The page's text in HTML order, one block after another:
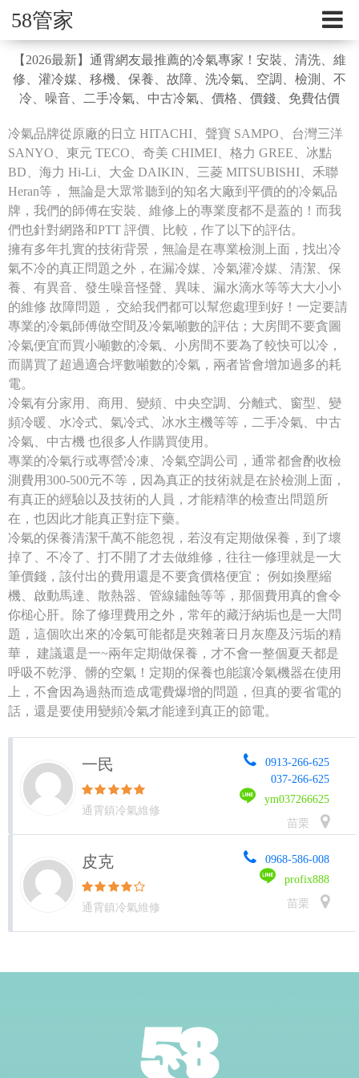
58管家
【2026最新】通霄網友最推薦的冷氣專家！安裝、清洗、維
修、灌冷媒、移機、保養、故障、洗冷氣、空調、檢測、不
冷、噪音、二手冷氣、中古冷氣、價格、價錢、免費估價
冷氣品牌從原廠的日立 HITACHI、聲寶 SAMPO、台灣三洋
SANYO、東元 TECO、奇美 CHIMEI、格力 GREE、冰點
BD、海力 Hi-Li、大金 DAIKIN、三菱 MITSUBISHI、禾聯
Heran等， 無論是大眾常聽到的知名大廠到平價的的冷氣品
牌，我們的師傅在安裝、維修上的專業度都不是蓋的！而我
們也針對網路和PTT 評價、比較，作了以下的評估。
擁有多年扎實的技術背景，無論是在專業檢測上面，找出冷
氣不冷的真正問題之外，在漏冷媒、冷氣灌冷媒、清潔、保
養、有異音、發生噪音怪聲、異味、漏水滴水等等大大小小
的維修 故障問題， 交給我們都可以幫您處理到好！一定要請
專業的冷氣師傅做空間及冷氣噸數的評估；大房間不要貪圖
冷氣便宜而買小噸數的冷氣、小房間不要為了較快可以冷，
而購買了超過適合坪數噸數的冷氣，兩者皆會增加過多的耗
電。
冷氣有分家用、商用、變頻、中央空調、分離式、窗型、變
頻冷暖、水冷式、氣冷式、冰水主機等等，二手冷氣、中古
冷氣、中古機 也很多人作購買使用。
專業的冷氣行或專營冷凍、冷氣空調公司，通常都會酌收檢
測費用300-500元不等，因為真正的技術就是在於檢測上面，
有真正的經驗以及技術的人員，才能精準的檢查出問題所
在，也因此才能真正對症下藥。
冷氣的保養清潔千萬不能忽視，若沒有定期做保養，到了壞
掉了、不冷了、打不開了才去做維修，往往一修理就是一大
筆價錢，該付出的費用還是不要貪價格便宜； 例如換壓縮
機、啟動馬達、散熱器、管線鏽蝕等等，那個費用真的會令
你槌心肝。除了修理費用之外，常年的藏汙納垢也是一大問
題，這個吹出來的冷氣可能都是夾雜著日月灰塵及污垢的精
華， 建議還是一~兩年定期做保養，才不會一整個夏天都是
呼吸不乾淨、髒的空氣！定期的保養也能讓冷氣機器在使用
上，不會因為過熱而造成電費爆增的問題，但真的要省電的
話，還是要使用變頻冷氣才能達到真正的節電。
一民
通霄鎮冷氣維修
0913-266-625
037-266-625
ym037266625
苗栗
皮克
通霄鎮冷氣維修
0968-586-008
profix888
苗栗